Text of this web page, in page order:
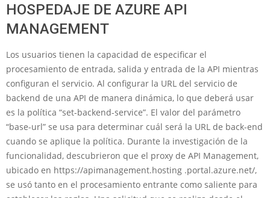
HOSPEDAJE DE AZURE API
MANAGEMENT
Los usuarios tienen la capacidad de especificar el
procesamiento de entrada, salida y entrada de la API mientras
configuran el servicio. Al configurar la URL del servicio de
backend de una API de manera dinámica, lo que deberá usar
es la política “set-backend-service”. El valor del parámetro
“base-url” se usa para determinar cuál será la URL de back-end
cuando se aplique la política. Durante la investigación de la
funcionalidad, descubrieron que el proxy de API Management,
ubicado en https://apimanagement.hosting .portal.azure.net/,
se usó tanto en el procesamiento entrante como saliente para